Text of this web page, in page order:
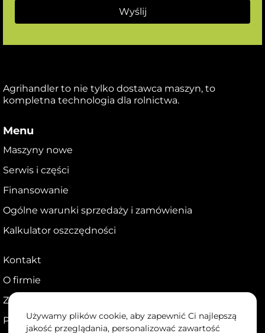
Agrihandler to nie tylko dostawca maszyn, to
kompletna technologia dla rolnictwa.
Menu
Maszyny nowe
Serwis i części
Finansowanie
Ogólne warunki sprzedaży i zamówienia
Kalkulator oszczędności
Kontakt
O firmie
Zostań dealerem
Portal dla dealerów
Używamy plików cookie, aby zapewnić Ci najlepszą
jakość przeglądania, personalizować zawartość